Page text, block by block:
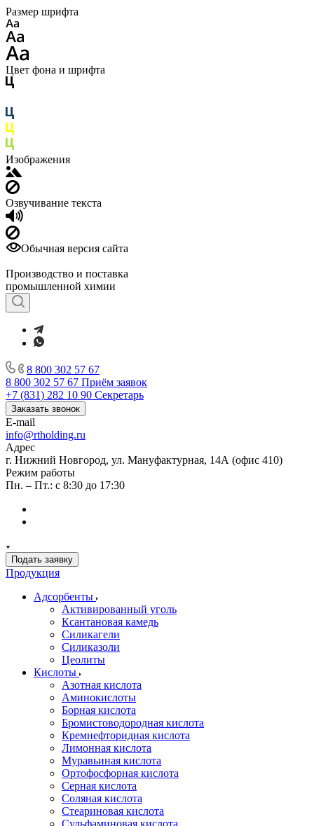
Размер шрифта
Цвет фона и шрифта
Изображения
Озвучивание текста
Обычная версия сайта
Производство и поставка
промышленной химии
8 800 302 57 67
8 800 302 57 67 Приём заявок
+7 (831) 282 10 90 Секретарь
Заказать звонок
E-mail
info@rtholding.ru
Адрес
г. Нижний Новгород, ул. Мануфактурная, 14А (офис 410)
Режим работы
Пн. – Пт.: с 8:30 до 17:30
Подать заявку
Продукция
Адсорбенты
Активированный уголь
Ксантановая камедь
Силикагели
Силиказоли
Цеолиты
Кислоты
Азотная кислота
Аминокислоты
Борная кислота
Бромистоводородная кислота
Кремнефторидная кислота
Лимонная кислота
Муравьиная кислота
Ортофосфорная кислота
Серная кислота
Соляная кислота
Стеариновая кислота
Сульфаминовая кислота